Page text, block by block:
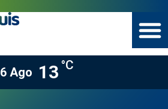
6 Ago 13 °C